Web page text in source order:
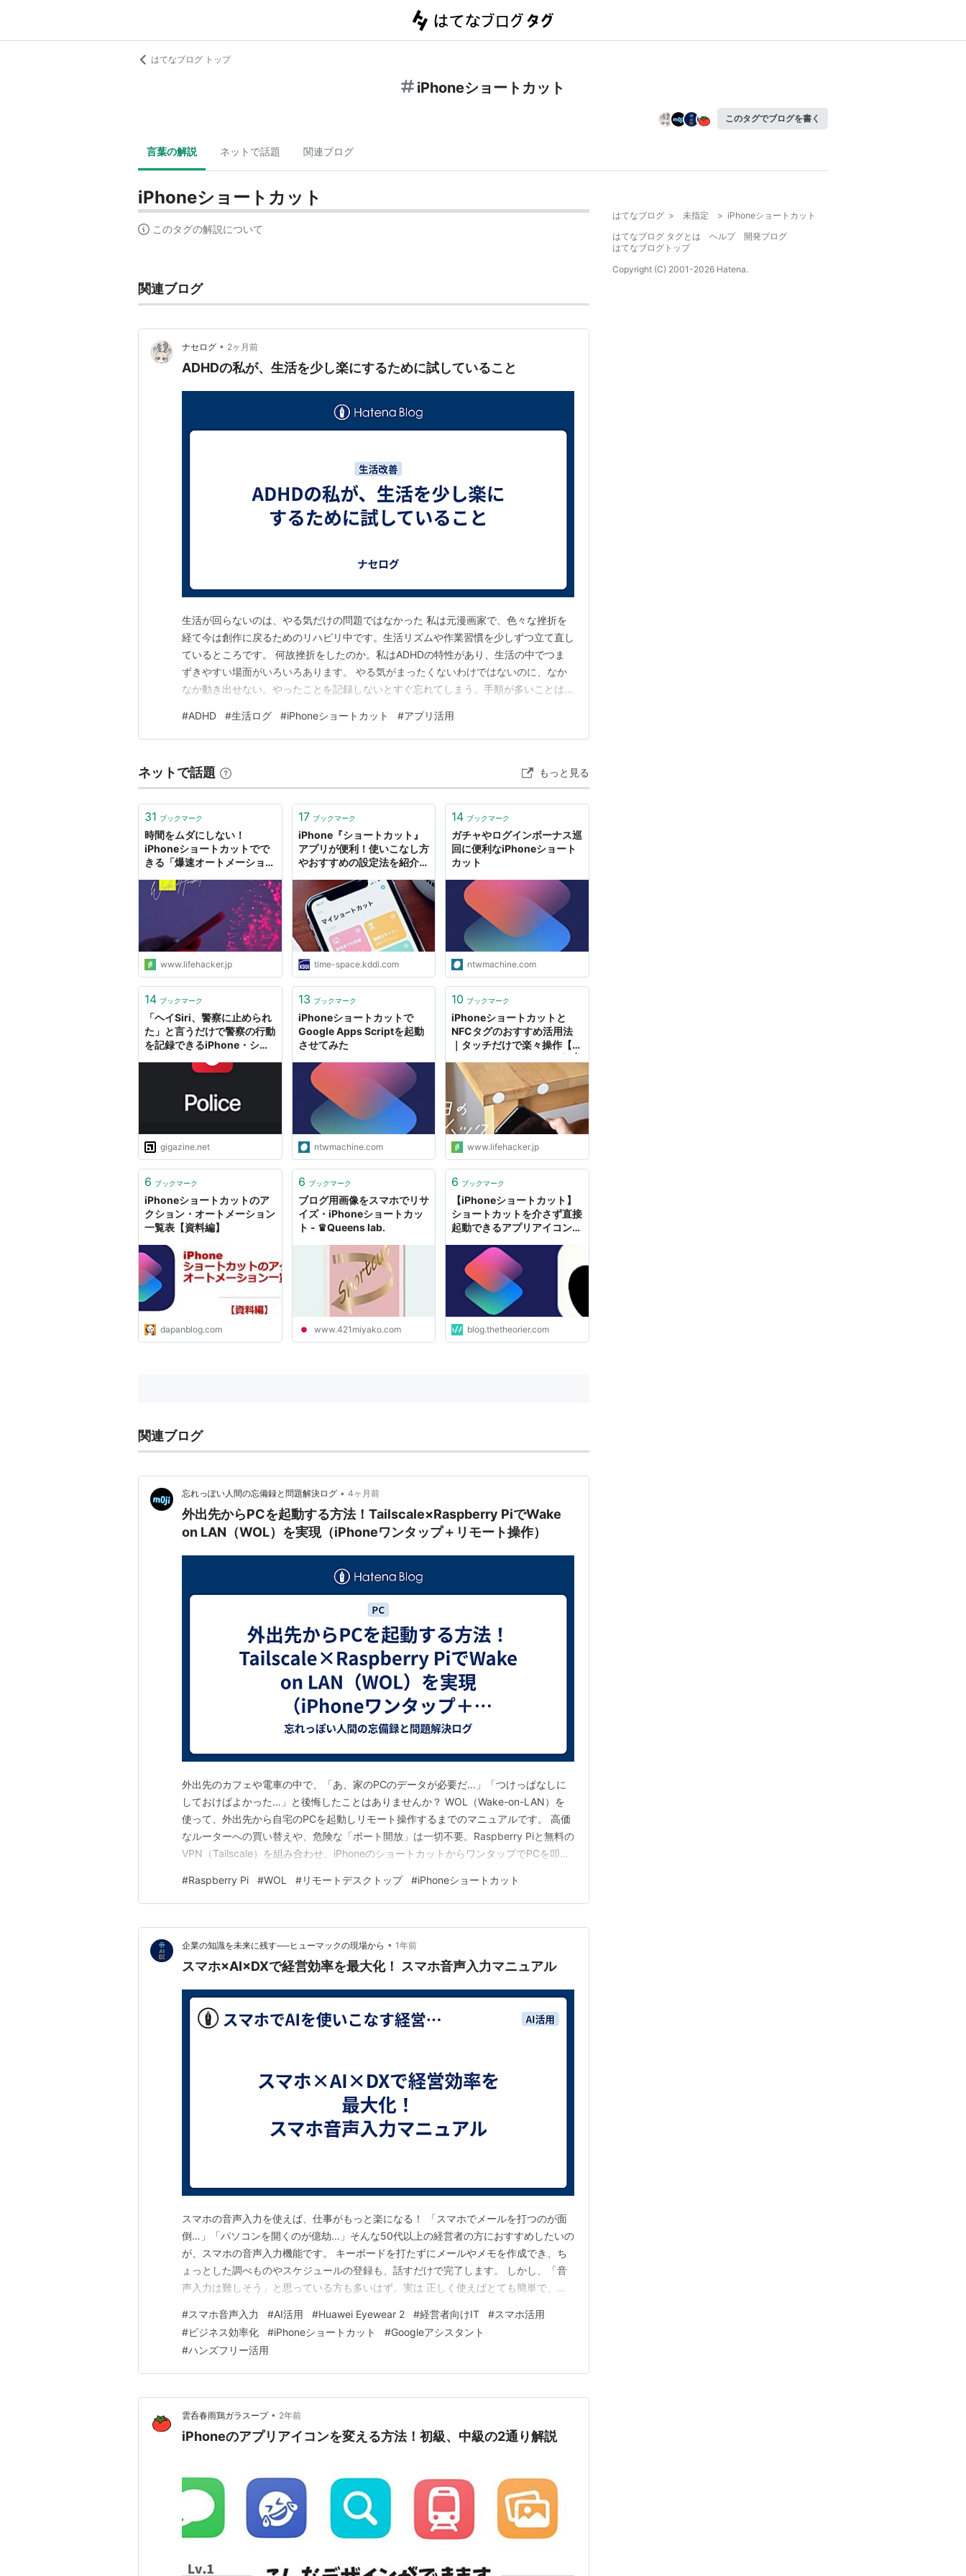
はてなブログ トップ
iPhoneショートカット
このタグでブログを書く
言葉の解説 ネットで話題 関連ブログ
iPhoneショートカット
このタグの解説について
関連ブログ
ナセログ • 2ヶ月前
ADHDの私が、生活を少し楽にするために試していること
生活が回らないのは、やる気だけの問題ではなかった 私は元漫画家で、色々な挫折を
経て今は創作に戻るためのリハビリ中です。生活リズムや作業習慣を少しずつ立て直し
ているところです。 何故挫折をしたのか。私はADHDの特性があり、生活の中でつま
ずきやすい場面がいろいろあります。 やる気がまったくないわけではないのに、なか
なか動き出せない。やったことを記録しないとすぐ忘れてしまう。手順が多いことは、
かな」「もっとちゃんと頑張らないといけないのかな」と考えてしまいます。 でも、
少しずつ記録やアプリを使って生活を見直していくうちに…
#ADHD #生活ログ #iPhoneショートカット #アプリ活用
ネットで話題 もっと見る
31 ブックマーク
時間をムダにしない！
iPhoneショートカットでで
きる「爆速オートメーション
ク】 | ライフハッカー・ジャ
パン
www.lifehacker.jp
17 ブックマーク
iPhone『ショートカット』
アプリが便利！使いこなし方
やおすすめの設定法を紹介し
time-space.kddi.com
14 ブックマーク
ガチャやログインボーナス巡
回に便利なiPhoneショート
カット
ntwmachine.com
14 ブックマーク
「ヘイSiri、警察に止められ
た」と言うだけで警察の行動
を記録できるiPhone・ショ
gigazine.net
13 ブックマーク
iPhoneショートカットで
Google Apps Scriptを起動
させてみた
ntwmachine.com
10 ブックマーク
iPhoneショートカットと
NFCタグのおすすめ活用法
｜タッチだけで楽々操作【今
ライフハッカー・ジャパン
www.lifehacker.jp
6 ブックマーク
iPhoneショートカットのア
クション・オートメーション
一覧表【資料編】
dapanblog.com
6 ブックマーク
ブログ用画像をスマホでリサ
イズ・iPhoneショートカッ
ト - ♛Queens lab.
www.421miyako.com
6 ブックマーク
【iPhoneショートカット】
ショートカットを介さず直接
起動できるアプリアイコンを
blog.thetheorier.com
関連ブログ
忘れっぽい人間の忘備録と問題解決ログ • 4ヶ月前
外出先からPCを起動する方法！Tailscale×Raspberry PiでWake
on LAN（WOL）を実現（iPhoneワンタップ＋リモート操作）
外出先のカフェや電車の中で、「あ、家のPCのデータが必要だ…」「つけっぱなしに
しておけばよかった…」と後悔したことはありませんか？ WOL（Wake-on-LAN）を
使って、外出先から自宅のPCを起動しリモート操作するまでのマニュアルです。 高価
なルーターへの買い替えや、危険な「ポート開放」は一切不要。Raspberry Piと無料の
VPN（Tailscale）を組み合わせ、iPhoneのショートカットからワンタップでPCを叩き
#Raspberry Pi #WOL #リモートデスクトップ #iPhoneショートカット
企業の知識を未来に残す──ヒューマックの現場から • 1年前
スマホ×AI×DXで経営効率を最大化！ スマホ音声入力マニュアル
スマホの音声入力を使えば、仕事がもっと楽になる！ 「スマホでメールを打つのが面
倒…」「パソコンを開くのが億劫…」そんな50代以上の経営者の方におすすめしたいの
が、スマホの音声入力機能です。 キーボードを打たずにメールやメモを作成でき、ち
ょっとした調べものやスケジュールの登録も、話すだけで完了します。 しかし、「音
声入力は難しそう」と思っている方も多いはず。実は 正しく使えばとても簡単で、ビ
を、経営者向けに分かりやすく解説します。 1. 音声入力の基本操作 スマホの音声入力
を使う方法は大きく分けて2つです。 （1）キ…
#スマホ音声入力 #AI活用 #Huawei Eyewear 2 #経営者向けIT #スマホ活用
#ビジネス効率化 #iPhoneショートカット #Googleアシスタント
#ハンズフリー活用
雲呑春雨鶏ガラスープ • 2年前
iPhoneのアプリアイコンを変える方法！初級、中級の2通り解説
はてなブログ > 未指定 > iPhoneショートカット
はてなブログ タグとは
ヘルプ
開発ブログ
はてなブログトップ
Copyright (C) 2001-2026 Hatena.